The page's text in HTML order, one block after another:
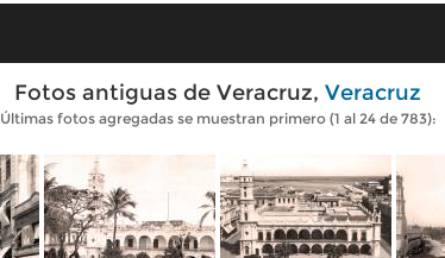
Fotos antiguas de Veracruz, Veracruz
Últimas fotos agregadas se muestran primero (1 al 24 de 783):